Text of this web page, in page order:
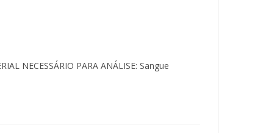
NECESSÁRIO PARA ANÁLISE: Sangue